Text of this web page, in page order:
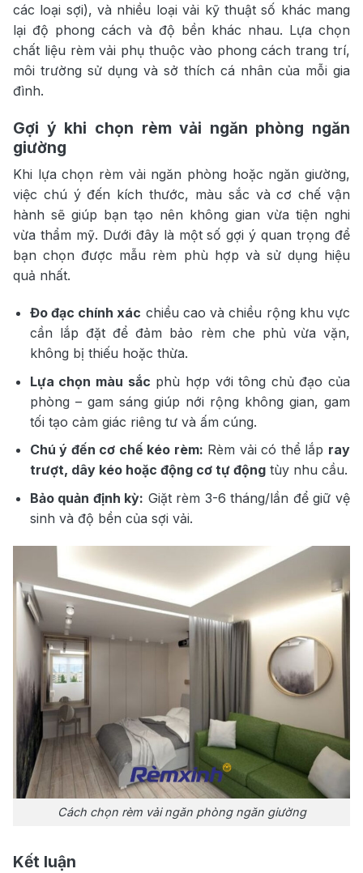
các loại sợi), và nhiều loại vải kỹ thuật số khác mang
lại độ phong cách và độ bền khác nhau. Lựa chọn
chất liệu rèm vải phụ thuộc vào phong cách trang trí,
môi trường sử dụng và sở thích cá nhân của mỗi gia
đình.
Gợi ý khi chọn rèm vải ngăn phòng ngăn
giường
Khi lựa chọn rèm vải ngăn phòng hoặc ngăn giường,
việc chú ý đến kích thước, màu sắc và cơ chế vận
hành sẽ giúp bạn tạo nên không gian vừa tiện nghi
vừa thẩm mỹ. Dưới đây là một số gợi ý quan trọng để
bạn chọn được mẫu rèm phù hợp và sử dụng hiệu
quả nhất.
Đo đạc chính xác chiều cao và chiều rộng khu vực
cần lắp đặt để đảm bảo rèm che phủ vừa vặn,
không bị thiếu hoặc thừa.
Lựa chọn màu sắc phù hợp với tông chủ đạo của
phòng – gam sáng giúp nới rộng không gian, gam
tối tạo cảm giác riêng tư và ấm cúng.
Chú ý đến cơ chế kéo rèm: Rèm vải có thể lắp ray
trượt, dây kéo hoặc động cơ tự độngtùy nhu cầu.
Bảo quản định kỳ: Giặt rèm 3-6 tháng/lần để giữ vệ
sinh và độ bền của sợi vải.
Cách chọn rèm vải ngăn phòng ngăn giường
Kết luận